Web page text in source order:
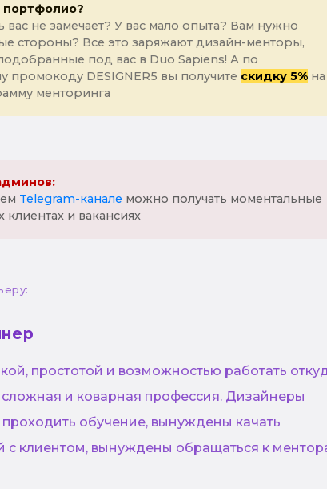
портфолио?
вас не замечает? У вас мало опыта? Вам нужно
стороны? Все это заряжают дизайн-менторы,
под вас в Duo Sapiens! А по
промокоду DESIGNER5 вы получите скидку 5%на
менторинга
Telegram-канале можно получать моментальные
и вакансиях
простотой и возможностью работать
сложная и коварная профессия. Дизайнеры
обучение, вынуждены качать
с клиентом, вынуждены обращаться к